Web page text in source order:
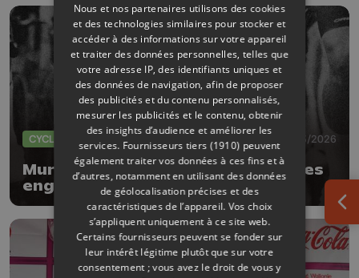
CYCLISME 20/03/2026
Mur de Huy Classic : Les 25 équipes
engagées sont connues
Nous et nos partenaires utilisons des cookies
et des technologies similaires pour stocker et
accéder à des informations sur votre appareil
et traiter des données personnelles, telles que
votre adresse IP, des identifiants uniques et
des données de navigation, afin de proposer
des publicités et du contenu personnalisés,
mesurer les publicités et le contenu, obtenir
des insights d’audience et améliorer les
services. Fournisseurs tiers (1910) peuvent
également traiter vos données à ces fins et à
d’autres, notamment en utilisant des données
de géolocalisation précises et des
caractéristiques de l’appareil. Vos choix
s’appliquent uniquement à ce site web.
Certains fournisseurs peuvent se fonder sur
leur intérêt légitime plutôt que sur votre
consentement ; vous avez le droit de vous y